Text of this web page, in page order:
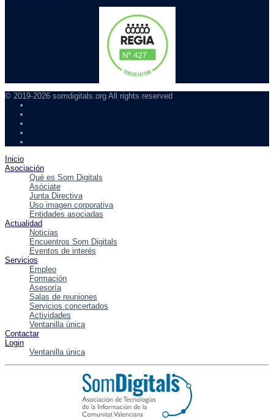
© 2019-2026 somdigitals.org All rights reserved
Inicio
Asociación
Qué es Som Digitals
Asóciate
Junta Directiva
Uso imagen corporativa
Entidades asociadas
Actualidad
Noticias
Encuentros Som Digitals
Eventos de interés
Servicios
Empleo
Formación
Asesoría
Salas de reuniones
Servicios concertados
Actividades
Ventanilla única
Contactar
Login
Ventanilla única